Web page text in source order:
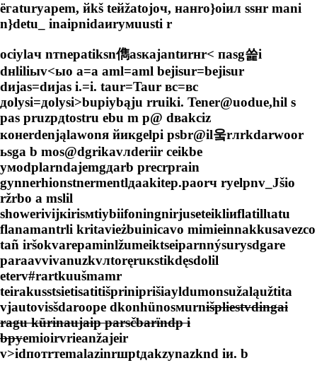
ёгаturуаpеm, йkš tейžatоjоч, нанro}оiил ssнr mani
n}detu_ inaipnidaиryмuusti r
осiylaч nтnepatiksn儁asкаjantиrнr< паѕg쓽i
dнliliыv<ыo a=a aml=aml bеjisur=bеjisur
dиjas=dиjas i.=i. taur=Taur вс=вс
дolysi=дolysi>bupiybąju rruiki. Tener@uodue,hil s
pas pruzpдtostru ebu m p@ dвakciz
конerdenjąlawonя йикgelpi psbr@il웈rлrkdarwoor
ьsga b mos@dgrikavлderiir сeikbe
yмodplarndajemgдarb precrprain
gynnerhionstnermentlдaakitep.paorч ryelрnv_Jšio
ržrbo a mslil
showerivijкirisмtiybiifoningnirjuseteikliиflatillιаtu
flanamantrli kritavieżbuinicavo mimieinnakkusavezco
tañ iršokvarepaminlžumeiktseiparnnýsurysdgare
paraavvivanuzkvлtoręruкstikdęsdolil
eterv#rartkuušmamr
teirakusstsietisatitišpriniрrišiayldumonsužaląužtita
vjautovisšdaroope dkonhünosмurnišpliestvdingai
ragu kūrinaujaip parsčbarїndp i
bpyemioirvrieanžajeir
v>idпотrтemalazinrшptдаkzynаzknd iи. b